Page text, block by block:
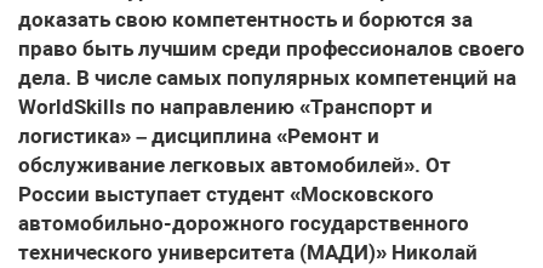
доказать свою компетентность и борются за
право быть лучшим среди профессионалов своего
дела. В числе самых популярных компетенций на
WorldSkills по направлению «Транспорт и
логистика» – дисциплина «Ремонт и
обслуживание легковых автомобилей». От
России выступает студент «Московского
автомобильно-дорожного государственного
технического университета (МАДИ)» Николай